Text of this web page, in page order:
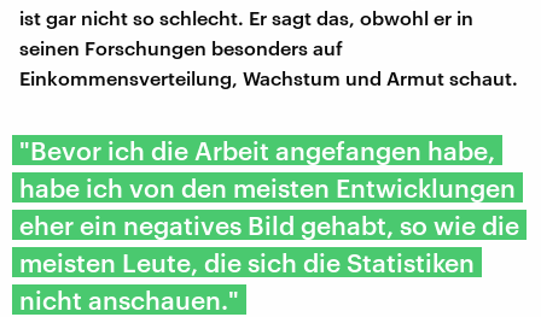
ist gar nicht so schlecht. Er sagt das, obwohl er in
seinen Forschungen besonders auf
Einkommensverteilung, Wachstum und Armut schaut.
"Bevor ich die Arbeit angefangen habe,
habe ich von den meisten Entwicklungen
eher ein negatives Bild gehabt, so wie die
meisten Leute, die sich die Statistiken
nicht anschauen."